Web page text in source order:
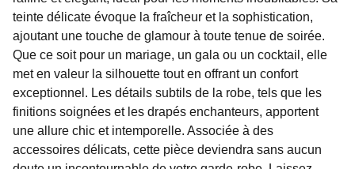
teinte délicate évoque la fraîcheur et la sophistication,
ajoutant une touche de glamour à toute tenue de soirée.
Que ce soit pour un mariage, un gala ou un cocktail, elle
met en valeur la silhouette tout en offrant un confort
exceptionnel. Les détails subtils de la robe, tels que les
finitions soignées et les drapés enchanteurs, apportent
une allure chic et intemporelle. Associée à des
accessoires délicats, cette pièce deviendra sans aucun